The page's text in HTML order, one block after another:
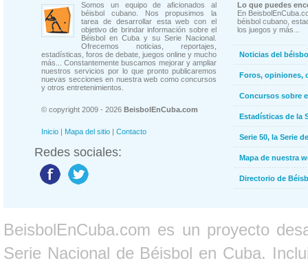
Somos un equipo de aficionados al
béisbol cubano. Nos propusimos la
tarea de desarrollar esta web con el
objetivo de brindar información sobre el
Béisbol en Cuba y su Serie Nacional.
Ofrecemos noticias, reportajes,
estadísticas, foros de debate, juegos online y mucho
más... Constantemente buscamos mejorar y ampliar
nuestros servicios por lo que pronto publicaremos
nuevas secciones en nuestra web como concursos
y otros entretenimientos.
© copyright 2009 - 2026 BeisbolEnCuba.com
Inicio | Mapa del sitio | Contacto
Redes sociales:
Lo que puedes
En
béisbol cubano,
los juegos y más...
Noticias del
Foros, opiniones,
Concursos sobre
Estadísticas de la
Serie 50, la Serie
Mapa de nuestra
Directorio de
BeisbolEnCuba.com es un proyecto
Serie Nacional de Béisbol en Cuba.